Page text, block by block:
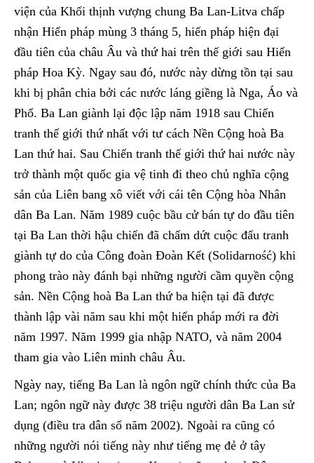
viện của Khối thịnh vượng chung Ba Lan-Litva chấp
nhận Hiến pháp mùng 3 tháng 5, hiến pháp hiện đại
đầu tiên của châu Âu và thứ hai trên thế giới sau Hiến
pháp Hoa Kỳ. Ngay sau đó, nước này dừng tồn tại sau
khi bị phân chia bởi các nước láng giềng là Nga, Áo và
Phổ. Ba Lan giành lại độc lập năm 1918 sau Chiến
tranh thế giới thứ nhất với tư cách Nền Cộng hoà Ba
Lan thứ hai. Sau Chiến tranh thế giới thứ hai nước này
trở thành một quốc gia vệ tinh đi theo chủ nghĩa cộng
sản của Liên bang xô viết với cái tên Cộng hòa Nhân
dân Ba Lan. Năm 1989 cuộc bầu cử bán tự do đầu tiên
tại Ba Lan thời hậu chiến đã chấm dứt cuộc đấu tranh
giành tự do của Công đoàn Đoàn Kết (Solidarność) khi
phong trào này đánh bại những người cầm quyền cộng
sản. Nền Cộng hoà Ba Lan thứ ba hiện tại đã được
thành lập vài năm sau khi một hiến pháp mới ra đời
năm 1997. Năm 1999 gia nhập NATO, và năm 2004
tham gia vào Liên minh châu Âu.
Ngày nay, tiếng Ba Lan là ngôn ngữ chính thức của Ba
Lan; ngôn ngữ này được 38 triệu người dân Ba Lan sử
dụng (điều tra dân số năm 2002). Ngoài ra cũng có
những người nói tiếng này như tiếng mẹ đẻ ở tây